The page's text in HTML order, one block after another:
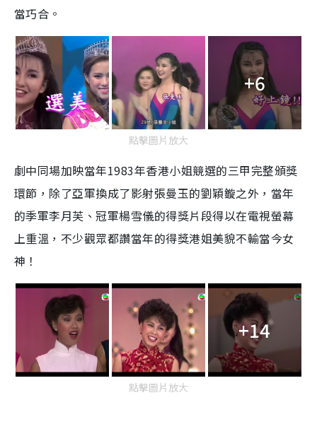
當巧合。
+6
點擊圖片放大
劇中同場加映當年1983年香港小姐競選的三甲完整頒獎
環節，除了亞軍換成了影射張曼玉的劉穎鏇之外，當年
的季軍李月芙、冠軍楊雪儀的得獎片段得以在電視螢幕
上重溫，不少觀眾都讚當年的得獎港姐美貌不輸當今女
神！
+14
點擊圖片放大